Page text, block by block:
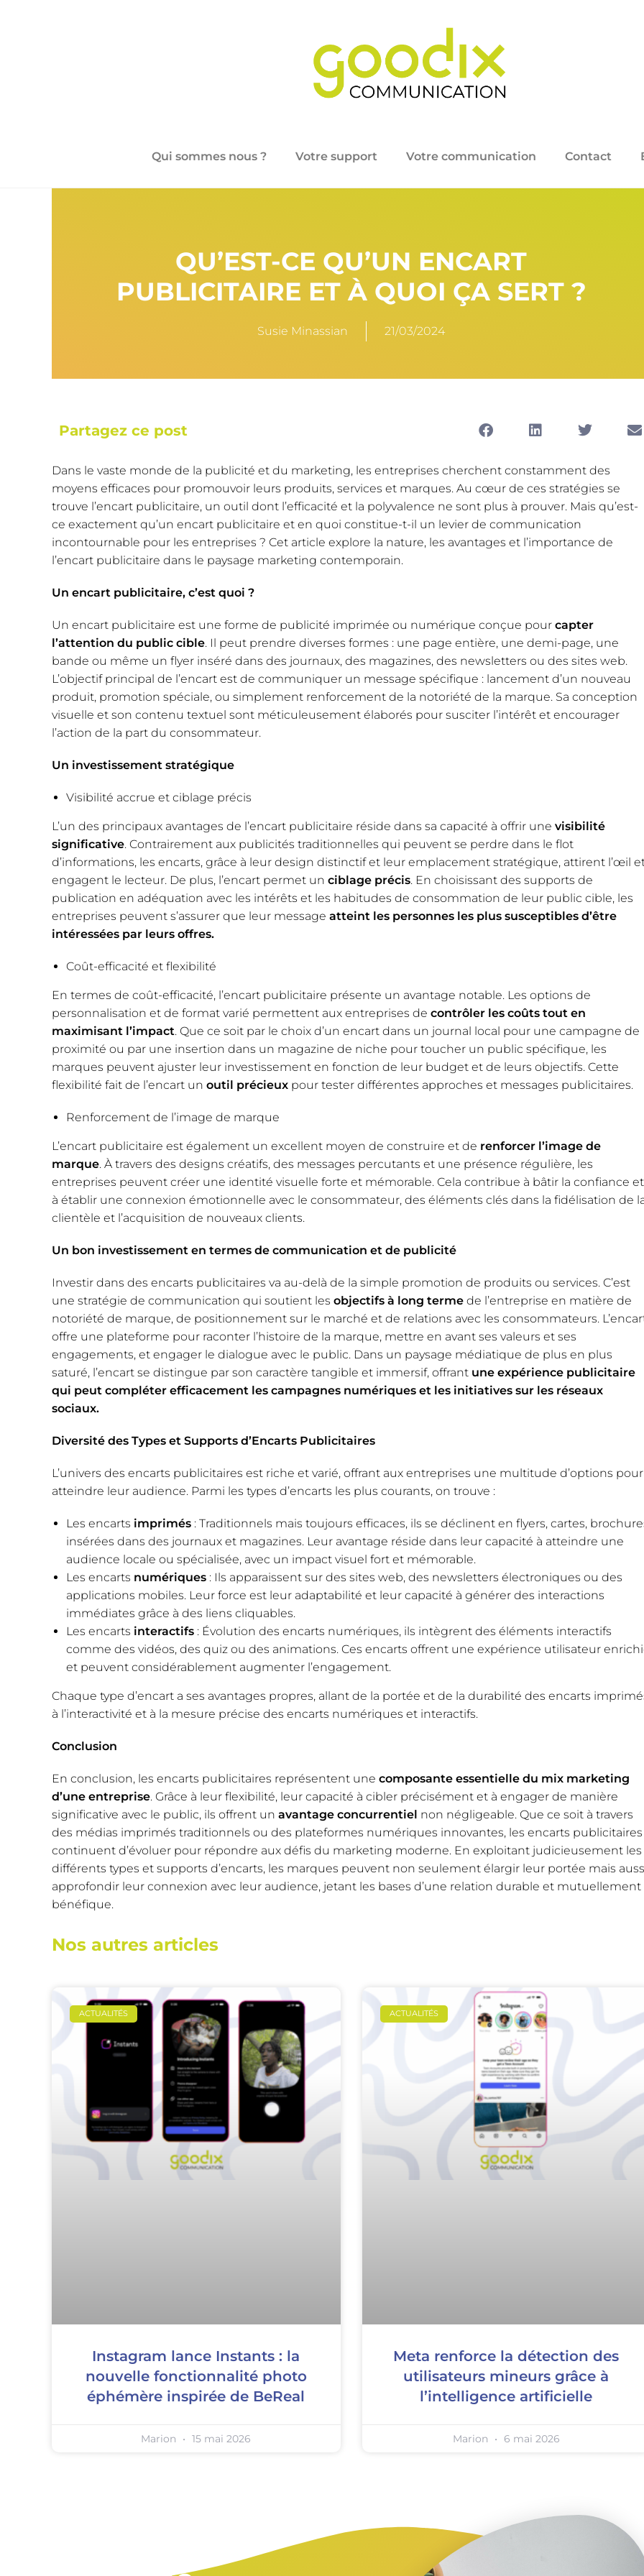
Qui sommes nous ? Votre support Votre communication Contact
QU’EST-CE QU’UN ENCART
PUBLICITAIRE ET À QUOI ÇA SERT ?
Susie Minassian 21/03/2024
Partagez ce post
Dans le vaste monde de la publicité et du marketing, les entreprises cherchent constamment des
moyens efficaces pour promouvoir leurs produits, services et marques. Au cœur de ces stratégies se
trouve l’encart publicitaire, un outil dont l’efficacité et la polyvalence ne sont plus à prouver. Mais qu’est-
ce exactement qu’un encart publicitaire et en quoi constitue-t-il un levier de communication
incontournable pour les entreprises ? Cet article explore la nature, les avantages et l’importance de
l’encart publicitaire dans le paysage marketing contemporain.
Un encart publicitaire, c’est quoi ?
Un encart publicitaire est une forme de publicité imprimée ou numérique conçue pour capter
l’attention du public cible. Il peut prendre diverses formes : une page entière, une demi-page, une
bande ou même un flyer inséré dans des journaux, des magazines, des newsletters ou des sites web.
L’objectif principal de l’encart est de communiquer un message spécifique : lancement d’un nouveau
produit, promotion spéciale, ou simplement renforcement de la notoriété de la marque. Sa conception
visuelle et son contenu textuel sont méticuleusement élaborés pour susciter l’intérêt et encourager
l’action de la part du consommateur.
Un investissement stratégique
Visibilité accrue et ciblage précis
L’un des principaux avantages de l’encart publicitaire réside dans sa capacité à offrir une visibilité
significative. Contrairement aux publicités traditionnelles qui peuvent se perdre dans le flot
d’informations, les encarts, grâce à leur design distinctif et leur emplacement stratégique, attirent l’œil
engagent le lecteur. De plus, l’encart permet un ciblage précis. En choisissant des supports de
publication en adéquation avec les intérêts et les habitudes de consommation de leur public cible, les
entreprises peuvent s’assurer que leur message atteint les personnes les plus susceptibles d’être
intéressées par leurs offres.
Coût-efficacité et flexibilité
En termes de coût-efficacité, l’encart publicitaire présente un avantage notable. Les options de
personnalisation et de format varié permettent aux entreprises de contrôler les coûts tout en
maximisant l’impact. Que ce soit par le choix d’un encart dans un journal local pour une campagne de
proximité ou par une insertion dans un magazine de niche pour toucher un public spécifique, les
marques peuvent ajuster leur investissement en fonction de leur budget et de leurs objectifs. Cette
flexibilité fait de l’encart un outil précieux pour tester différentes approches et messages publicitaires.
Renforcement de l’image de marque
L’encart publicitaire est également un excellent moyen de construire et de renforcer l’image de
marque. À travers des designs créatifs, des messages percutants et une présence régulière, les
entreprises peuvent créer une identité visuelle forte et mémorable. Cela contribue à bâtir la confiance et
à établir une connexion émotionnelle avec le consommateur, des éléments clés dans la fidélisation de
clientèle et l’acquisition de nouveaux clients.
Un bon investissement en termes de communication et de publicité
Investir dans des encarts publicitaires va au-delà de la simple promotion de produits ou services. C’est
une stratégie de communication qui soutient les objectifs à long terme de l’entreprise en matière de
notoriété de marque, de positionnement sur le marché et de relations avec les consommateurs.
offre une plateforme pour raconter l’histoire de la marque, mettre en avant ses valeurs et ses
engagements, et engager le dialogue avec le public. Dans un paysage médiatique de plus en plus
saturé, l’encart se distingue par son caractère tangible et immersif, offrant une expérience publicitaire
qui peut compléter efficacement les campagnes numériques et les initiatives sur les réseaux
sociaux.
Diversité des Types et Supports d’Encarts Publicitaires
L’univers des encarts publicitaires est riche et varié, offrant aux entreprises une multitude d’options pour
atteindre leur audience. Parmi les types d’encarts les plus courants, on trouve :
Les encarts imprimés : Traditionnels mais toujours efficaces, ils se déclinent en flyers, cartes,
insérées dans des journaux et magazines. Leur avantage réside dans leur capacité à atteindre une
audience locale ou spécialisée, avec un impact visuel fort et mémorable.
Les encarts numériques : Ils apparaissent sur des sites web, des newsletters électroniques ou des
applications mobiles. Leur force est leur adaptabilité et leur capacité à générer des interactions
immédiates grâce à des liens cliquables.
Les encarts interactifs : Évolution des encarts numériques, ils intègrent des éléments interactifs
comme des vidéos, des quiz ou des animations. Ces encarts offrent une expérience utilisateur
et peuvent considérablement augmenter l’engagement.
Chaque type d’encart a ses avantages propres, allant de la portée et de la durabilité des encarts
à l’interactivité et à la mesure précise des encarts numériques et interactifs.
Conclusion
En conclusion, les encarts publicitaires représentent une composante essentielle du mix marketing
d’une entreprise. Grâce à leur flexibilité, leur capacité à cibler précisément et à engager de manière
significative avec le public, ils offrent un avantage concurrentiel non négligeable. Que ce soit à travers
des médias imprimés traditionnels ou des plateformes numériques innovantes, les encarts publicitaires
continuent d’évoluer pour répondre aux défis du marketing moderne. En exploitant judicieusement les
différents types et supports d’encarts, les marques peuvent non seulement élargir leur portée mais
approfondir leur connexion avec leur audience, jetant les bases d’une relation durable et mutuellement
bénéfique.
Nos autres articles
ACTUALITÉS
Instagram lance Instants : la
nouvelle fonctionnalité photo
éphémère inspirée de BeReal
Marion 15 mai 2026
ACTUALITÉS
Meta renforce la détection des
utilisateurs mineurs grâce à
l’intelligence artificielle
Marion 6 mai 2026